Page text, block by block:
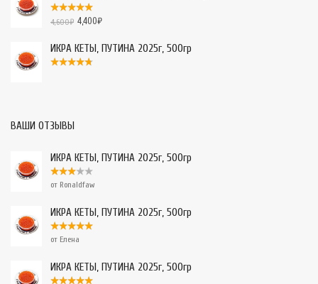
4,600₽ 4,400₽
ИКРА КЕТЫ, ПУТИНА 2025г, 500гр
ВАШИ ОТЗЫВЫ
ИКРА КЕТЫ, ПУТИНА 2025г, 500гр
от Ronaldfaw
ИКРА КЕТЫ, ПУТИНА 2025г, 500гр
от Елена
ИКРА КЕТЫ, ПУТИНА 2025г, 500гр